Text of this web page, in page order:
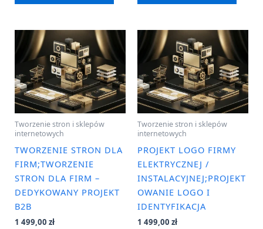
Tworzenie stron i sklepów
internetowych
TWORZENIE STRON DLA
FIRM;TWORZENIE
STRON DLA FIRM –
DEDYKOWANY PROJEKT
B2B
1 499,00 zł
Tworzenie stron i sklepów
internetowych
PROJEKT LOGO FIRMY
ELEKTRYCZNEJ /
INSTALACYJNEJ;PROJEKT
OWANIE LOGO I
IDENTYFIKACJA
1 499,00 zł